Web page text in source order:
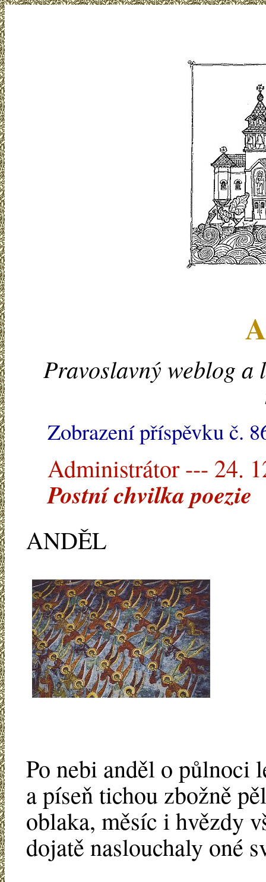
Pravoslavný weblog a
Zobrazení příspěvku č.
Administrátor --- 24.
Postní chvilka poezie
ANDĚL
Po nebi anděl o půlnoci
a píseň tichou zbožně
oblaka, měsíc i hvězdy
dojatě naslouchaly oné